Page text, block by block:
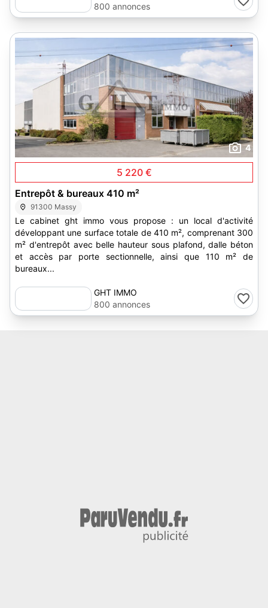
800 annonces
4
5 220 €
Entrepôt & bureaux 410 m²
91300 Massy
Le cabinet ght immo vous propose : un local d'activité
développant une surface totale de 410 m², comprenant 300
m² d'entrepôt avec belle hauteur sous plafond, dalle béton
et accès par porte sectionnelle, ainsi que 110 m² de
bureaux...
GHT IMMO
800 annonces